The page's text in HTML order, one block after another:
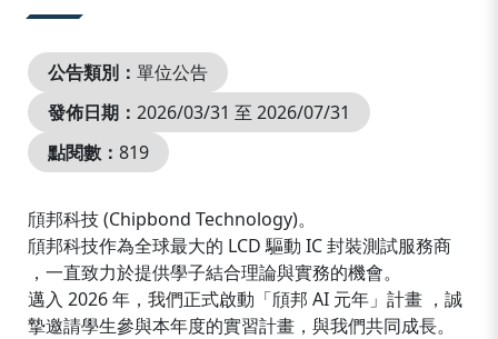
公告類別： 單位公告
發佈日期： 2026/03/31 至 2026/07/31
點閱數： 819
頎邦科技 (Chipbond Technology)。
頎邦科技作為全球最大的 LCD 驅動 IC 封裝測試服務商
，一直致力於提供學子結合理論與實務的機會。
邁入 2026 年，我們正式啟動「頎邦 AI 元年」計畫 ，誠
摯邀請學生參與本年度的實習計畫，與我們共同成長。